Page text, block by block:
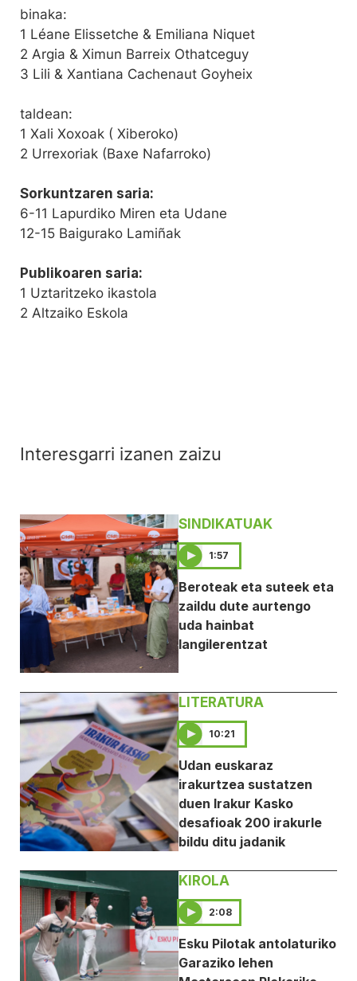
binaka:
1 Léane Elissetche & Emiliana Niquet
2 Argia & Ximun Barreix Othatceguy
3 Lili & Xantiana Cachenaut Goyheix
taldean:
1 Xali Xoxoak ( Xiberoko)
2 Urrexoriak (Baxe Nafarroko)
Sorkuntzaren saria:
6-11 Lapurdiko Miren eta Udane
12-15 Baigurako Lamiñak
Publikoaren saria:
1 Uztaritzeko ikastola
2 Altzaiko Eskola
Interesgarri izanen zaizu
SINDIKATUAK
1:57
Beroteak eta suteek eta
zaildu dute aurtengo
uda hainbat
langilerentzat
LITERATURA
10:21
Udan euskaraz
irakurtzea sustatzen
duen Irakur Kasko
desafioak 200 irakurle
bildu ditu jadanik
KIROLA
2:08
Esku Pilotak antolaturiko
Garaziko lehen